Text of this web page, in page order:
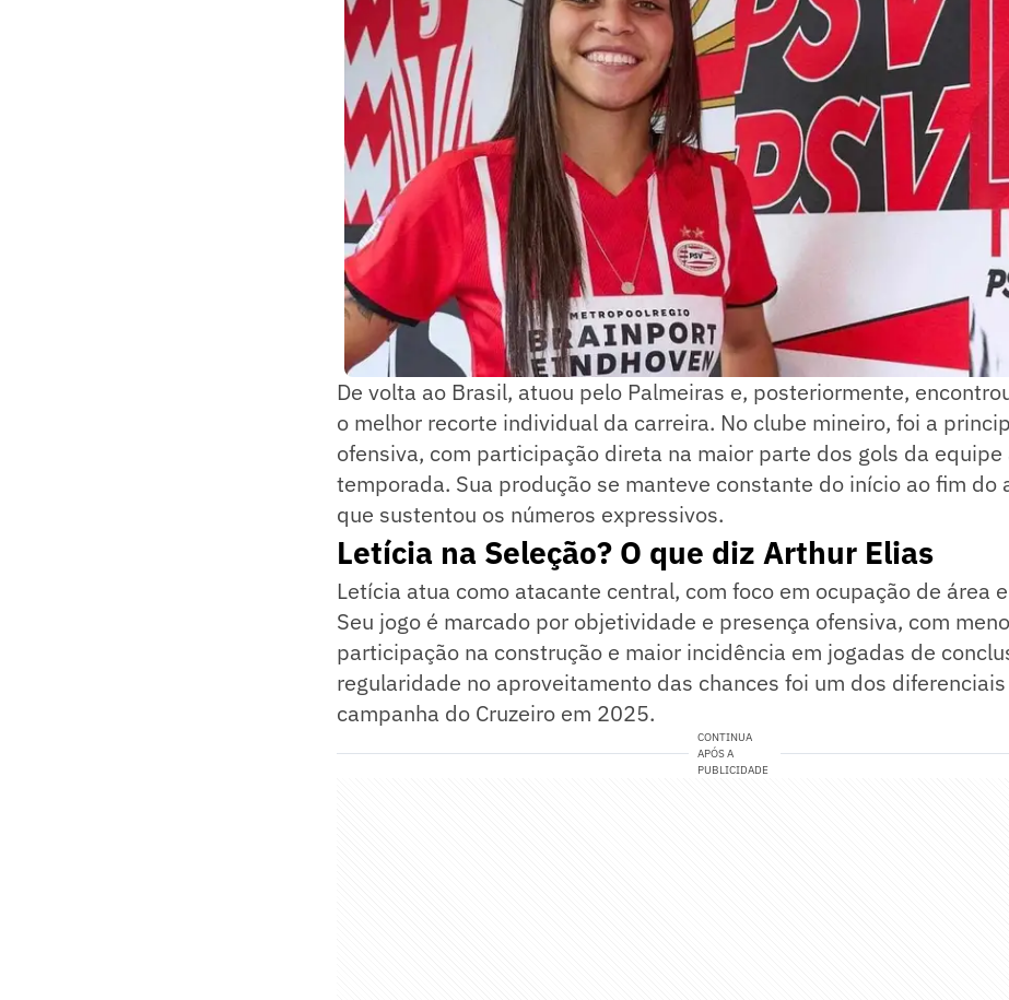
De volta ao Brasil, atuou pelo Palmeiras e, posteriormente,
o melhor recorte individual da carreira. No clube mineiro, foi a
ofensiva, com participação direta na maior parte dos gols da equipe
temporada. Sua produção se manteve constante do início ao fim do
que sustentou os números expressivos.
Letícia na Seleção? O que diz Arthur Elias
Letícia atua como atacante central, com foco em ocupação de área
Seu jogo é marcado por objetividade e presença ofensiva, com
participação na construção e maior incidência em jogadas de
regularidade no aproveitamento das chances foi um dos
campanha do Cruzeiro em 2025.
CONTINUA
APÓS A
PUBLICIDADE